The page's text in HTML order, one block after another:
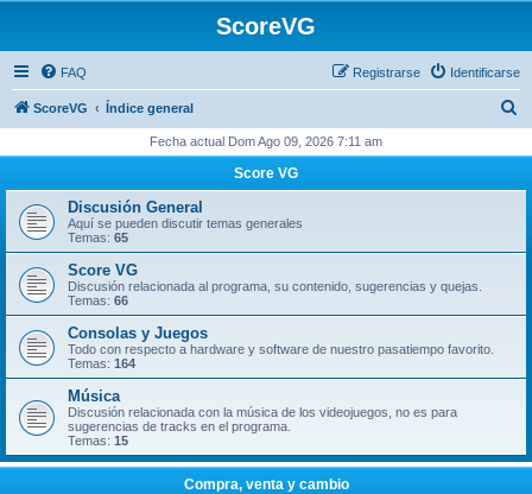
ScoreVG
FAQ Identificarse
Registrarse
ScoreVG Índice general
c
r
Fecha actual Dom Ago 09, 2026 7:11 am
Score VG
Discusión General
Aquí se pueden discutir temas generales
Temas: 65
Score VG
Discusión relacionada al programa, su contenido, sugerencias y quejas.
Temas: 66
Consolas y Juegos
Todo con respecto a hardware y software de nuestro pasatiempo favorito.
Temas: 164
Música
Discusión relacionada con la música de los videojuegos, no es para
sugerencias de tracks en el programa.
Temas: 15
Compra, venta y cambio